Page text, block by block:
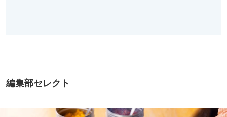
編集部セレクト